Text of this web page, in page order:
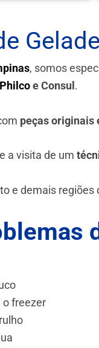
, somos
Philcoe Consul .
peças originais
a visita de um
e demais regiões
o freezer